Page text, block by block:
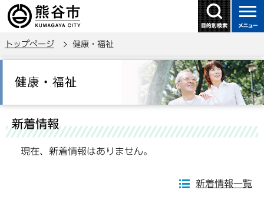
の
で
す
トップページ 健康・福祉
か 新着情報
現在、新着情報はありません。
新着情報一覧